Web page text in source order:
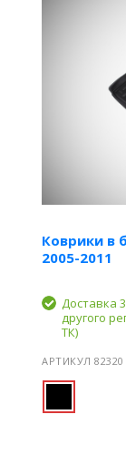
Коврики в
2005-2011
Доставка
другого
ТК)
АРТИКУЛ 82320